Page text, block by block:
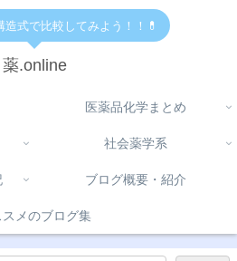
造式で比較してみよう！！💊
薬.online
医薬品化学まとめ
社会薬学系
ブログ概要・紹介
スメのブログ集